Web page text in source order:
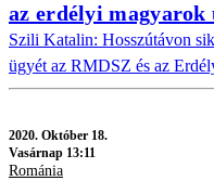
az erdélyi magyarok
Szili Katalin: Hosszútávon
ügyét az RMDSZ és az
2020. Október 18.
Vasárnap 13:11
Románia